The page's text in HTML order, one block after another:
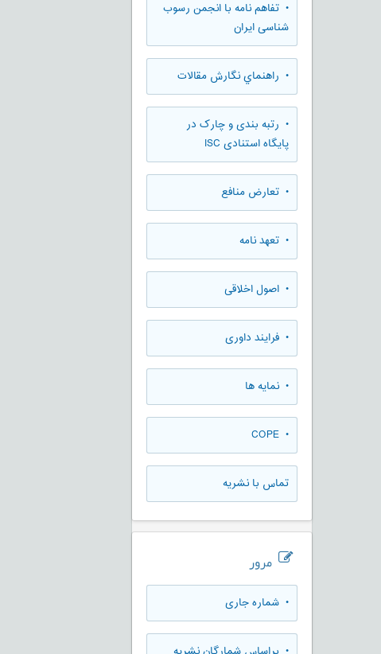
• تفاهم نامه با انجمن رسوب
شناسی ایران
• راهنماي نگارش مقالات
• رتبه بندی و چارک در
پایگاه استنادی ISC
• تعارض منافع
• تعهد نامه
• اصول اخلاقی
• فرایند داوری
• نمایه ها
• COPE
تماس با نشریه
مرور
• شماره جاری